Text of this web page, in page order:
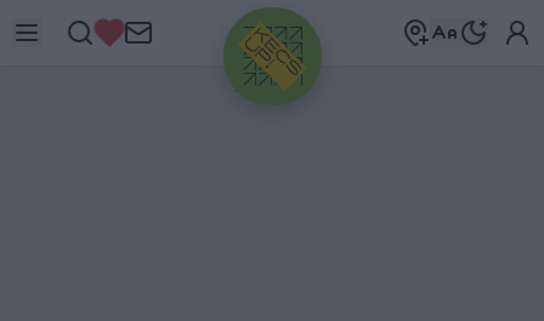
HIRDETÉS